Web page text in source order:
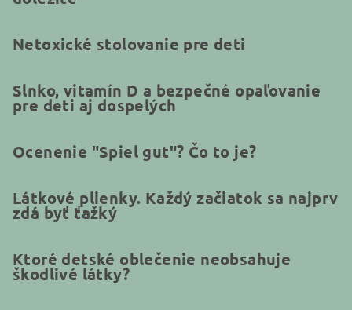
Netoxické stolovanie pre deti
Slnko, vitamín D a bezpečné opaľovanie
pre deti aj dospelých
Ocenenie "Spiel gut"? Čo to je?
Látkové plienky. Každý začiatok sa najprv
zdá byť ťažký
Ktoré detské oblečenie neobsahuje
škodlivé látky?